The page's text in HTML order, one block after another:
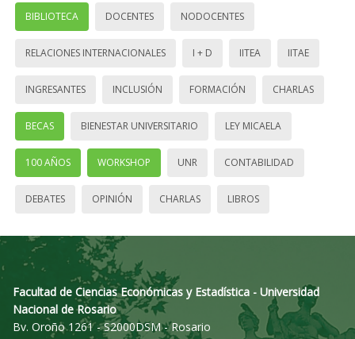
BIBLIOTECA DOCENTES NODOCENTES
RELACIONES INTERNACIONALES I + D IITEA IITAE
INGRESANTES INCLUSIÓN FORMACIÓN CHARLAS
BECAS BIENESTAR UNIVERSITARIO LEY MICAELA
100 AÑOS WORKSHOP UNR CONTABILIDAD
DEBATES OPINIÓN CHARLAS LIBROS
Facultad de Ciencias Económicas y Estadística - Universidad
Nacional de Rosario
Bv. Oroño 1261 - S2000DSM - Rosario